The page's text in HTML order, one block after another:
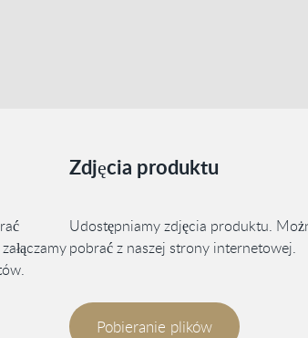
Zdjęcia produktu
Udostępniamy zdjęcia produktu.
pobrać z naszej strony internetowej.
Pobieranie plików